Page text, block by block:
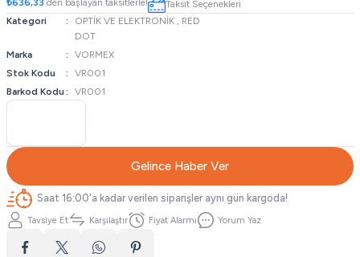
₺636,33 den başlayan taksitlerle!
Taksit Seçenekleri
Kategori
OPTİK VE ELEKTRONİK , RED
DOT
Marka
VORMEX
Stok Kodu
VR001
Barkod Kodu
VR001
Gelince Haber Ver
Saat 16:00'a kadar verilen siparişler aynı gün kargoda!
Tavsiye Et Karşılaştır Fiyat Alarmı Yorum Yaz